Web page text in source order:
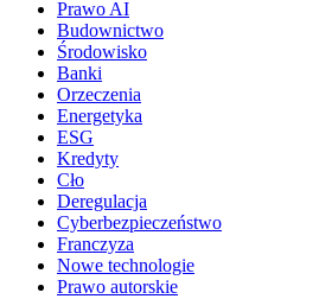
Prawo AI
Budownictwo
Środowisko
Banki
Orzeczenia
Energetyka
ESG
Kredyty
Cło
Deregulacja
Cyberbezpieczeństwo
Franczyza
Nowe technologie
Prawo autorskie